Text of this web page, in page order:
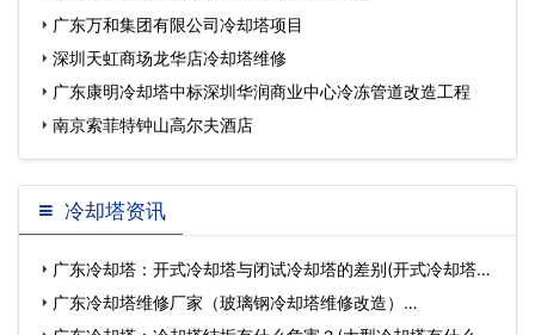
广东万和集团有限公司冷却塔项目
深圳天虹商场龙华店冷却塔维修
广东康明冷却塔中标深圳华润商业中心冷冻管道改造工程
南京索菲特钟山高尔夫酒店
冷却塔资讯
广东冷却塔：开式冷却塔与闭试冷却塔的差别(开式冷却塔和
闭式…
广东冷却塔维修厂家（玻璃钢冷却塔维修改造）…